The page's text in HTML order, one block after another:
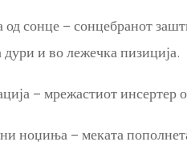
од сонце – сонцебранот
дури и во лежечка пизиција.
– мрежастиот инсертер
ноџиња – меката